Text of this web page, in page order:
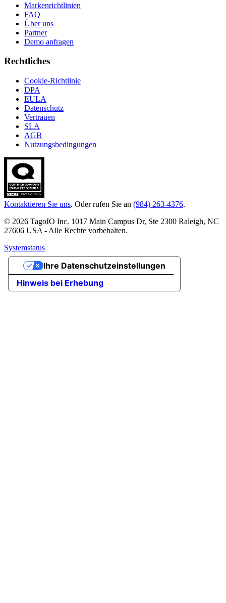
Markenrichtlinien
FAQ
Über uns
Partner
Demo anfragen
Rechtliches
Cookie-Richtlinie
DPA
EULA
Datenschutz
Vertrauen
SLA
AGB
Nutzungsbedingungen
Kontaktieren Sie uns. Oder rufen Sie an (984) 263-4376.
© 2026 TagoIO Inc. 1017 Main Campus Dr, Ste 2300 Raleigh, NC
27606 USA - Alle Rechte vorbehalten.
Systemstatus
Hinweis bei Erhebung
Ihre Datenschutzeinstellungen